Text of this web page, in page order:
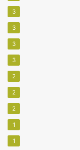
3
3
3
3
2
2
2
1
1